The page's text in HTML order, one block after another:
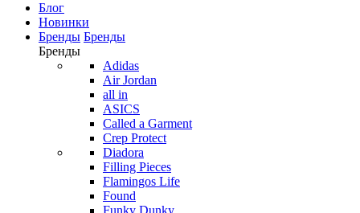
Блог
Новинки
Бренды Бренды
Бренды
Adidas
Air Jordan
all in
ASICS
Called a Garment
Crep Protect
Diadora
Filling Pieces
Flamingos Life
Found
Funky Dunky